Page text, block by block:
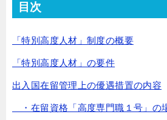
目次
「特別高度人材」制度の概要
「特別高度人材」の要件
出入国在留管理上の優遇措置の内容
・在留資格「高度専門職１号」の